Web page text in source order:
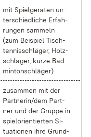
mit Spiel­ge­rä­ten un­
ter­schied­li­che Er­fah­
run­gen sam­meln
(zum Bei­spiel Tisch­
ten­nis­schlä­ger, Holz­
schlä­ger, kur­ze Bad­
min­tonschlä­ger)
zu­sam­men mit der
Part­ne­rin/dem Part­
ner und der Grup­pe in
spiel­ori­en­tier­ten Si­
tua­tio­nen ih­re Grund­